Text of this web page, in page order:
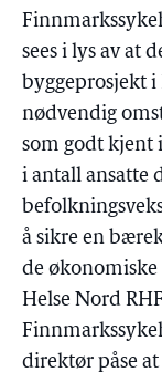
sees i lys av at
byggeprosjekt i
nødvendig
som godt kjent
i antall ansatte
å sikre en
de økonomiske
Helse Nord
direktør påse at